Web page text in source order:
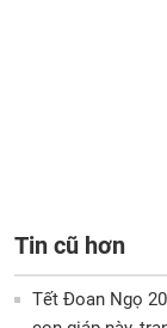
Tin cũ hơn
Tết Đoan Ngọ